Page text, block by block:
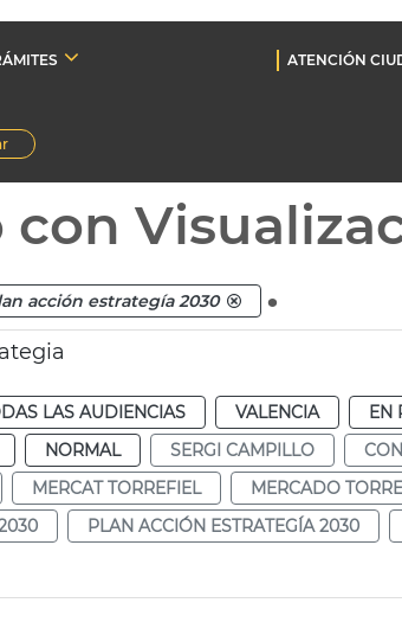
ATENCIÓN
acción estrategía 2030 .
LAS AUDIENCIAS VALENCIA
EN
NORMAL SERGI CAMPILLO
MERCAT TORREFIEL
MERCADO
PLAN ACCIÓN ESTRATEGÍA 2030